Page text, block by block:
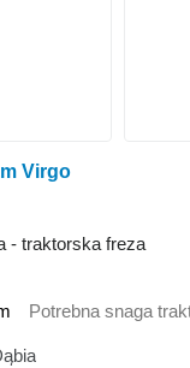
Virgo
- traktorska freza
Potrebna snaga